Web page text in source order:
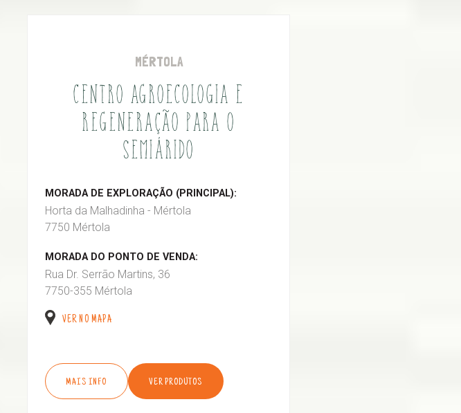
MÉRTOLA
CENTRO AGROECOLOGIA E
REGENERAÇÃO PARA O
SEMIÁRIDO
MORADA DE EXPLORAÇÃO (PRINCIPAL):
Horta da Malhadinha - Mértola
7750 Mértola
MORADA DO PONTO DE VENDA:
Rua Dr. Serrão Martins, 36
7750-355 Mértola
VER NO MAPA
MAIS INFO VER PRODUTOS